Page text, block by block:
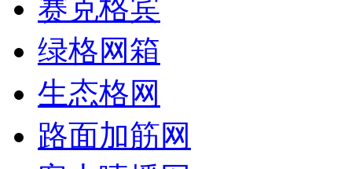
赛克格宾
绿格网箱
生态格网
路面加筋网